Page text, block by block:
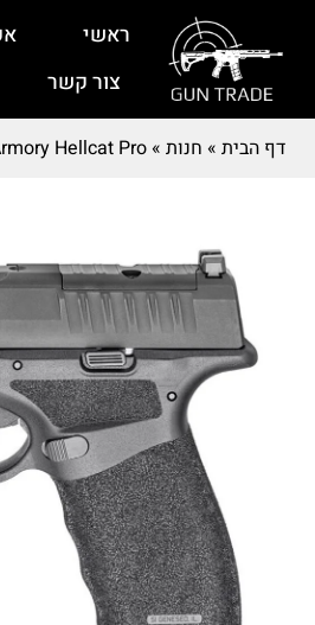
ראשי
צור קשר
דף הבית » חנות »
Hellcat Pro